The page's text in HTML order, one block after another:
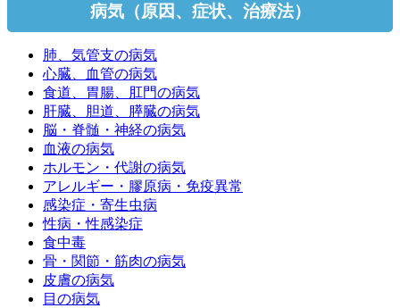
病気（原因、症状、治療法）
肺、気管支の病気
心臓、血管の病気
食道、胃腸、肛門の病気
肝臓、胆道、膵臓の病気
脳・脊髄・神経の病気
血液の病気
ホルモン・代謝の病気
アレルギー・膠原病・免疫異常
感染症・寄生虫病
性病・性感染症
食中毒
骨・関節・筋肉の病気
皮膚の病気
目の病気